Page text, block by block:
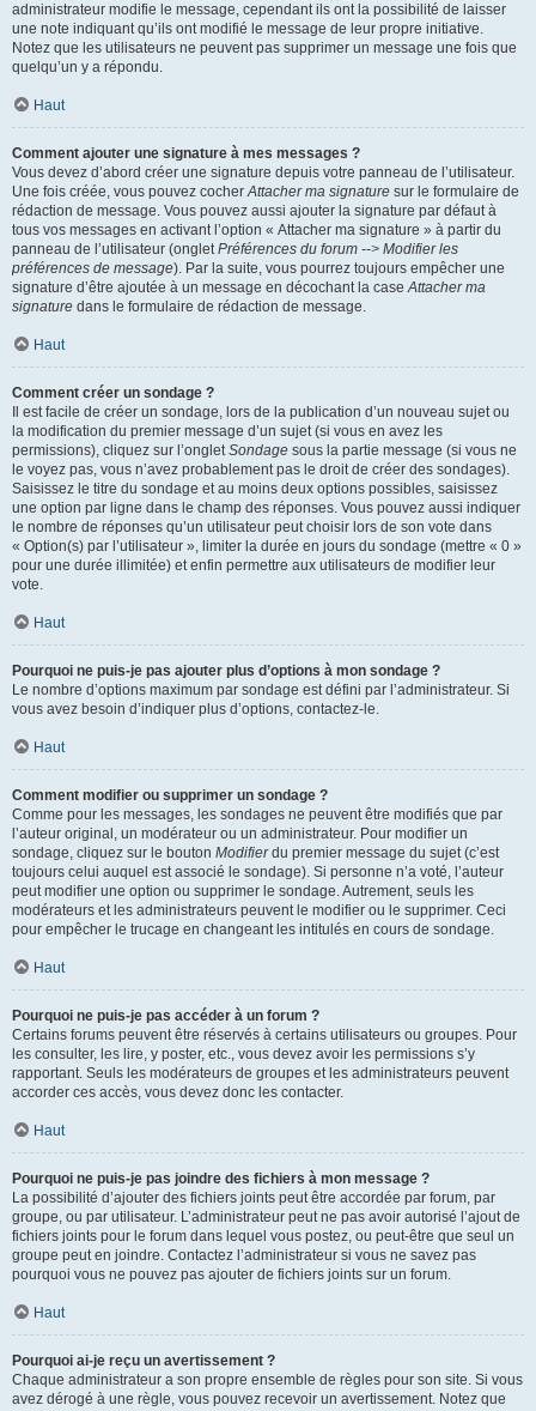
administrateur modifie le message, cependant ils ont la possibilité de laisser
une note indiquant qu’ils ont modifié le message de leur propre initiative.
Notez que les utilisateurs ne peuvent pas supprimer un message une fois que
quelqu’un y a répondu.
Haut
Comment ajouter une signature à mes messages ?
Vous devez d’abord créer une signature depuis votre panneau de l’utilisateur.
Une fois créée, vous pouvez cocherAttacher ma signature sur le formulaire de
rédaction de message. Vous pouvez aussi ajouter la signature par défaut à
tous vos messages en activant l’option « Attacher ma signature » à partir du
panneau de l’utilisateur (ongletPréférences du forum --> Modifier les
préférences de message). Par la suite, vous pourrez toujours empêcher une
signature d’être ajoutée à un message en décochant la caseAttacher ma
signature dans le formulaire de rédaction de message.
Haut
Comment créer un sondage ?
Il est facile de créer un sondage, lors de la publication d’un nouveau sujet ou
la modification du premier message d’un sujet (si vous en avez les
permissions), cliquez sur l’ongletSondage sous la partie message (si vous ne
le voyez pas, vous n’avez probablement pas le droit de créer des sondages).
Saisissez le titre du sondage et au moins deux options possibles, saisissez
une option par ligne dans le champ des réponses. Vous pouvez aussi indiquer
le nombre de réponses qu’un utilisateur peut choisir lors de son vote dans
« Option(s) par l’utilisateur », limiter la durée en jours du sondage (mettre « 0 »
pour une durée illimitée) et enfin permettre aux utilisateurs de modifier leur
vote.
Haut
Pourquoi ne puis-je pas ajouter plus d’options à mon sondage ?
Le nombre d’options maximum par sondage est défini par l’administrateur. Si
vous avez besoin d’indiquer plus d’options, contactez-le.
Haut
Comment modifier ou supprimer un sondage ?
Comme pour les messages, les sondages ne peuvent être modifiés que par
l’auteur original, un modérateur ou un administrateur. Pour modifier un
sondage, cliquez sur le bouton Modifierdu premier message du sujet (c’est
toujours celui auquel est associé le sondage). Si personne n’a voté, l’auteur
peut modifier une option ou supprimer le sondage. Autrement, seuls les
modérateurs et les administrateurs peuvent le modifier ou le supprimer. Ceci
pour empêcher le trucage en changeant les intitulés en cours de sondage.
Haut
Pourquoi ne puis-je pas accéder à un forum ?
Certains forums peuvent être réservés à certains utilisateurs ou groupes. Pour
les consulter, les lire, y poster, etc., vous devez avoir les permissions s’y
rapportant. Seuls les modérateurs de groupes et les administrateurs peuvent
accorder ces accès, vous devez donc les contacter.
Haut
Pourquoi ne puis-je pas joindre des fichiers à mon message ?
La possibilité d’ajouter des fichiers joints peut être accordée par forum, par
groupe, ou par utilisateur. L’administrateur peut ne pas avoir autorisé l’ajout de
fichiers joints pour le forum dans lequel vous postez, ou peut-être que seul un
groupe peut en joindre. Contactez l’administrateur si vous ne savez pas
pourquoi vous ne pouvez pas ajouter de fichiers joints sur un forum.
Haut
Pourquoi ai-je reçu un avertissement ?
Chaque administrateur a son propre ensemble de règles pour son site. Si vous
avez dérogé à une règle, vous pouvez recevoir un avertissement. Notez que